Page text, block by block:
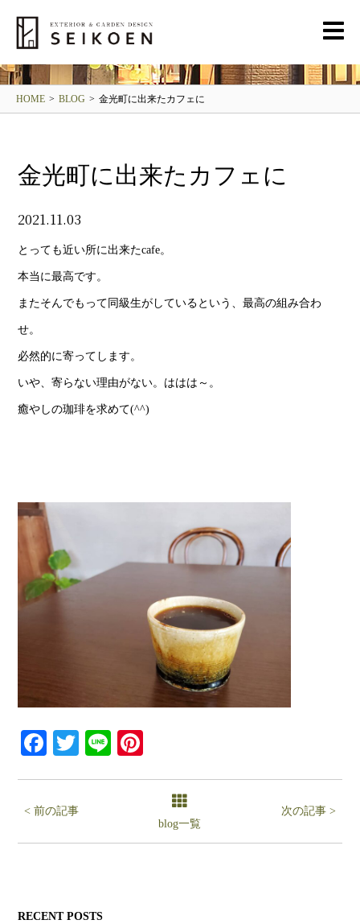
HOME > BLOG > 金光町に出来たカフェに
金光町に出来たカフェに
2021.11.03
とっても近い所に出来たcafe。
本当に最高です。
またそんでもって同級生がしているという、最高の組み合わ
せ。
必然的に寄ってします。
いや、寄らない理由がない。ははは～。
癒やしの珈琲を求めて(^^)
Facebook
Twitter
Line
< 前の記事
blog一覧
次の記事 >
RECENT POSTS